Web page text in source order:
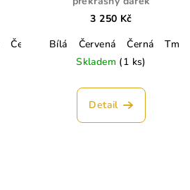
Černá Tmavě modrá
Lahvově
3 250 Kč
Bílá
Červená Černá
Skladem (1 ks)
Detail